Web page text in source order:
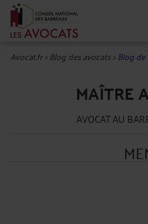
Avocat.fr>Blog des avocats>Blog de
MAÎTRE
AVOCAT AU